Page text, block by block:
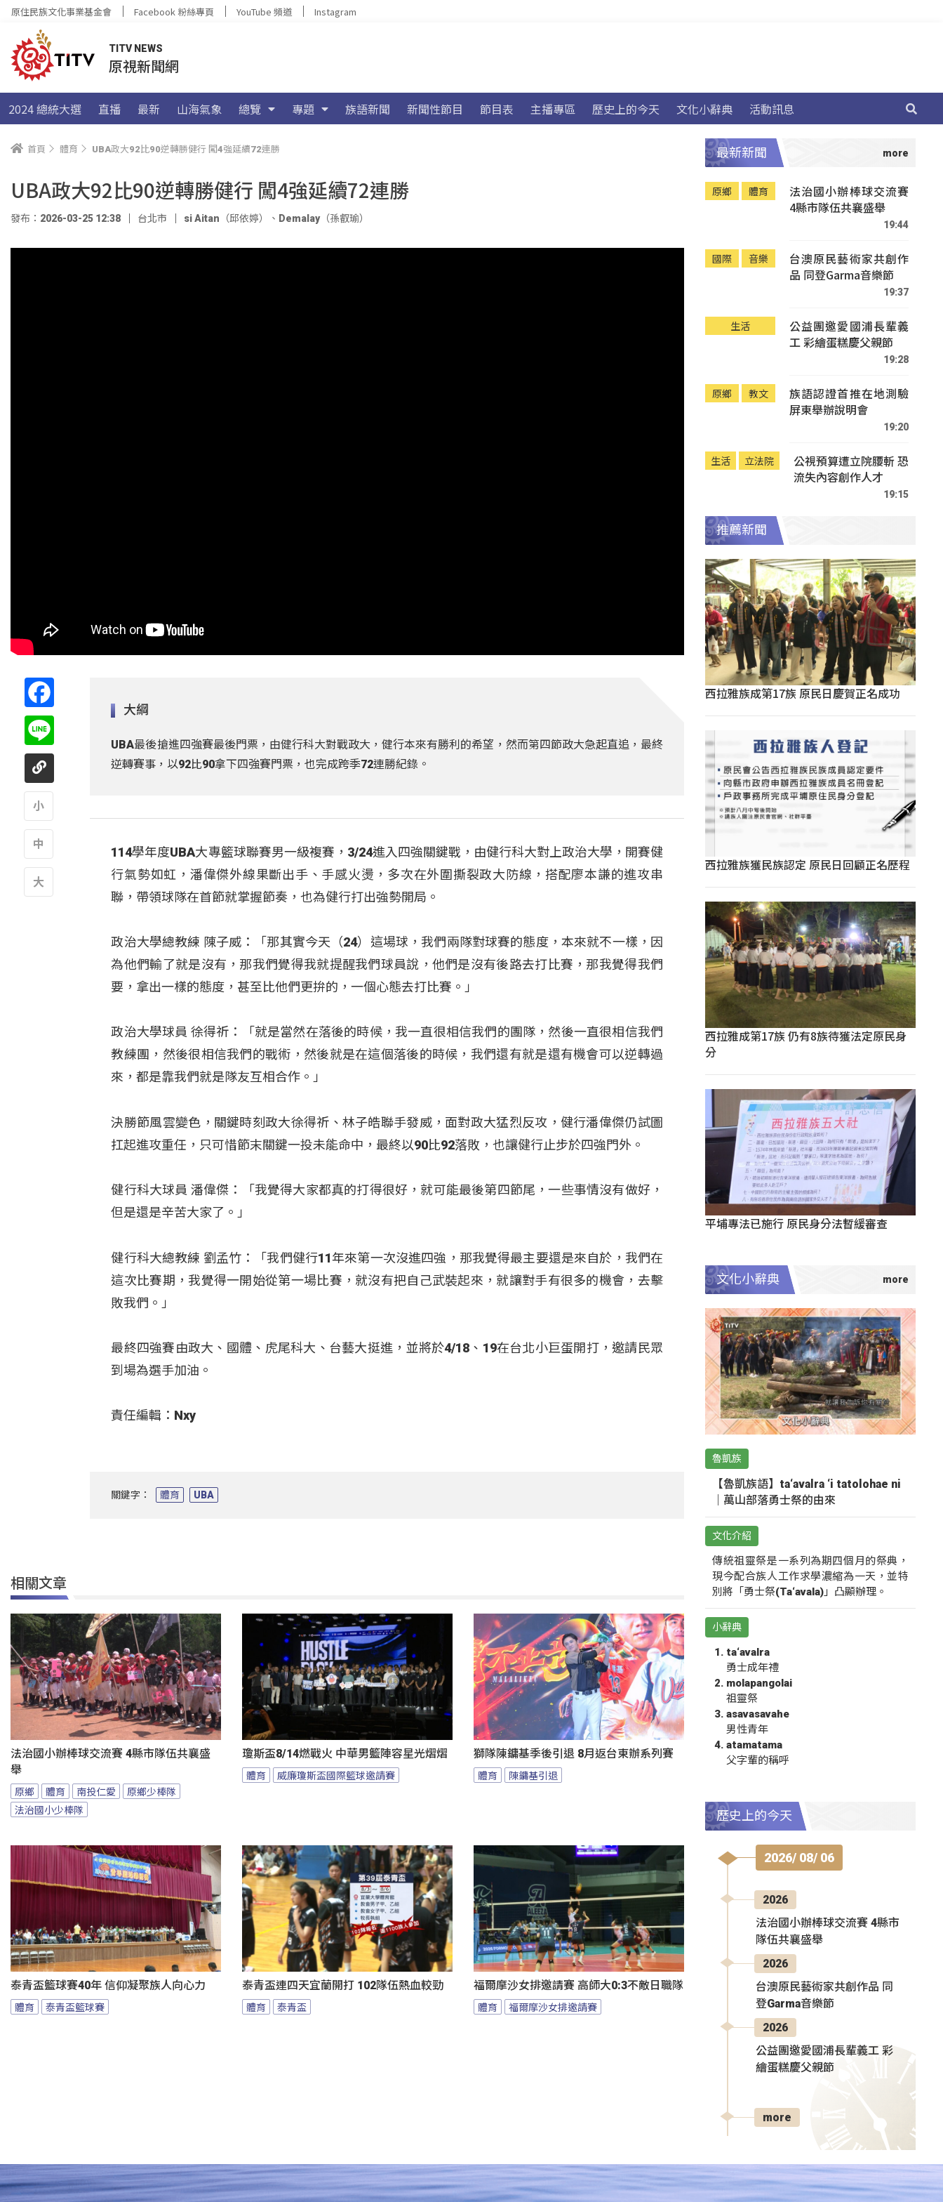
原住民族文化事業基金會 Facebook 粉絲專頁 YouTube 頻道 Instagram
TITV NEWS
原視新聞網
2024 總統大選 直播 最新 山海氣象 總覽 專題 族語新聞 新聞性節目 節目表 主播專區 歷史上的今天 文化小辭典 活動訊息
首頁 體育 UBA政大92比90逆轉勝健行 闖4強延續72連勝
UBA政大92比90逆轉勝健行 闖4強延續72連勝
發布：2026-03-25 12:38 台北市 si Aitan（邱依婷） 、 Demalay（孫叡瑜）
大綱
UBA最後搶進四強賽最後門票，由健行科大對戰政大，健行本來有勝利的希望，然而第四節政大急起直追，最終
逆轉賽事，以92比90拿下四強賽門票，也完成跨季72連勝紀錄。
114學年度UBA大專籃球聯賽男一級複賽，3/24進入四強關鍵戰，由健行科大對上政治大學，開賽健
行氣勢如虹，潘偉傑外線果斷出手、手感火燙，多次在外圍撕裂政大防線，搭配廖本謙的進攻串
聯，帶領球隊在首節就掌握節奏，也為健行打出強勢開局。
政治大學總教練 陳子威：「那其實今天（24）這場球，我們兩隊對球賽的態度，本來就不一樣，因
為他們輸了就是沒有，那我們覺得我就提醒我們球員說，他們是沒有後路去打比賽，那我覺得我們
要，拿出一樣的態度，甚至比他們更拚的，一個心態去打比賽。」
政治大學球員 徐得祈：「就是當然在落後的時候，我一直很相信我們的團隊，然後一直很相信我們
教練團，然後很相信我們的戰術，然後就是在這個落後的時候，我們還有就是還有機會可以逆轉過
來，都是靠我們就是隊友互相合作。」
決勝節風雲變色，關鍵時刻政大徐得祈、林子皓聯手發威，面對政大猛烈反攻，健行潘偉傑仍試圖
扛起進攻重任，只可惜節末關鍵一投未能命中，最終以90比92落敗，也讓健行止步於四強門外。
健行科大球員 潘偉傑：「我覺得大家都真的打得很好，就可能最後第四節尾，一些事情沒有做好，
但是還是辛苦大家了。」
健行科大總教練 劉孟竹：「我們健行11年來第一次沒進四強，那我覺得最主要還是來自於，我們在
這次比賽期，我覺得一開始從第一場比賽，就沒有把自己武裝起來，就讓對手有很多的機會，去擊
敗我們。」
最終四強賽由政大、國體、虎尾科大、台藝大挺進，並將於4/18、19在台北小巨蛋開打，邀請民眾
到場為選手加油。
責任編輯：Nxy​
關鍵字： 體育 UBA
相關文章
法治國小辦棒球交流賽 4縣市隊伍共襄盛
舉
原鄉 體育 南投仁愛
原鄉少棒隊
法治國小少棒隊
瓊斯盃8/14燃戰火 中華男籃陣容星光熠熠
體育 威廉瓊斯盃國際籃球邀請賽
獅隊陳鏞基季後引退 8月返台東辦系列賽
體育 陳鏞基引退
泰青盃籃球賽40年 信仰凝聚族人向心力
體育 泰青盃籃球賽
泰青盃連四天宜蘭開打 102隊伍熱血較勁
體育 泰青盃
福爾摩沙女排邀請賽 高師大0:3不敵日職隊
體育 福爾摩沙女排邀請賽
最新新聞
原鄉 體育
法治國小辦棒球交流賽
4縣市隊伍共襄盛舉
19:44
國際 音樂
台澳原民藝術家共創作
品 同登Garma音樂節
19:37
生活
公益團邀愛國浦長輩義
工 彩繪蛋糕慶父親節
19:28
原鄉 教文
族語認證首推在地測驗
屏東舉辦說明會
19:20
生活 立法院
公視預算遭立院腰斬 恐
流失內容創作人才
19:15
推薦新聞
西拉雅族成第17族 原民日慶賀正名成功
西拉雅族獲民族認定 原民日回顧正名歷程
西拉雅成第17族 仍有8族待獲法定原民身
分
平埔專法已施行 原民身分法暫緩審查
文化小辭典
魯凱族
【魯凱族語】ta‘avalra ‘i tatolohae ni
｜萬山部落勇士祭的由來
文化介紹
傳統祖靈祭是一系列為期四個月的祭典，
現今配合族人工作求學濃縮為一天，並特
別將「勇士祭(Ta‘avala)」凸顯辦理。
小辭典
ta‘avalra
勇士成年禮
molapangolai
祖靈祭
asavasavahe
男性青年
atamatama
父字輩的稱呼
歷史上的今天
2026/ 08/ 06
2026
法治國小辦棒球交流賽 4縣市
隊伍共襄盛舉
2026
台澳原民藝術家共創作品 同
登Garma音樂節
2026
公益團邀愛國浦長輩義工 彩
繪蛋糕慶父親節
more